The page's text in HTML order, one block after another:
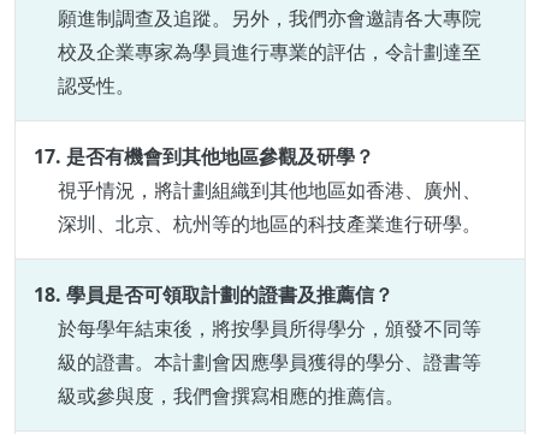
願進制調查及追蹤。另外，我們亦會邀請各大專院
校及企業專家為學員進行專業的評估，令計劃達至
認受性。
17. 是否有機會到其他地區參觀及研學？
視乎情況，將計劃組織到其他地區如香港、廣州、
深圳、北京、杭州等的地區的科技產業進行研學。
18. 學員是否可領取計劃的證書及推薦信？
於每學年結束後，將按學員所得學分，頒發不同等
級的證書。本計劃會因應學員獲得的學分、證書等
級或參與度， 我們會撰寫相應的推薦信。